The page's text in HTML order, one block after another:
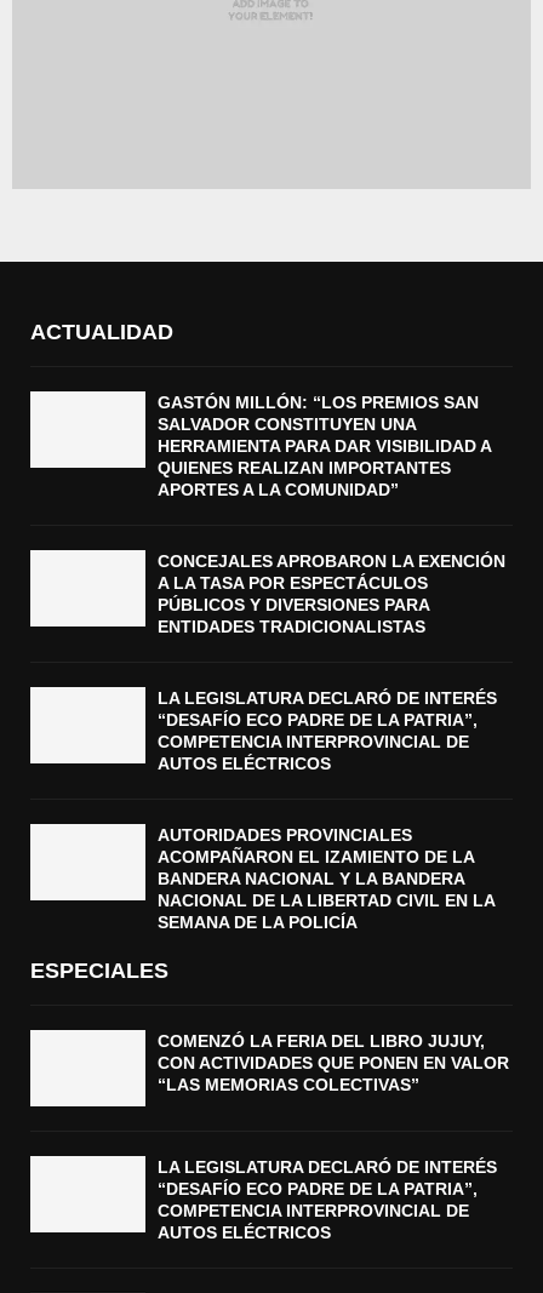
ACTUALIDAD
GASTÓN MILLÓN: “LOS PREMIOS SAN
SALVADOR CONSTITUYEN UNA
HERRAMIENTA PARA DAR VISIBILIDAD A
QUIENES REALIZAN IMPORTANTES
APORTES A LA COMUNIDAD”
CONCEJALES APROBARON LA EXENCIÓN
A LA TASA POR ESPECTÁCULOS
PÚBLICOS Y DIVERSIONES PARA
ENTIDADES TRADICIONALISTAS
LA LEGISLATURA DECLARÓ DE INTERÉS
“DESAFÍO ECO PADRE DE LA PATRIA”,
COMPETENCIA INTERPROVINCIAL DE
AUTOS ELÉCTRICOS
AUTORIDADES PROVINCIALES
ACOMPAÑARON EL IZAMIENTO DE LA
BANDERA NACIONAL Y LA BANDERA
NACIONAL DE LA LIBERTAD CIVIL EN LA
SEMANA DE LA POLICÍA
ESPECIALES
COMENZÓ LA FERIA DEL LIBRO JUJUY,
CON ACTIVIDADES QUE PONEN EN VALOR
“LAS MEMORIAS COLECTIVAS”
LA LEGISLATURA DECLARÓ DE INTERÉS
“DESAFÍO ECO PADRE DE LA PATRIA”,
COMPETENCIA INTERPROVINCIAL DE
AUTOS ELÉCTRICOS